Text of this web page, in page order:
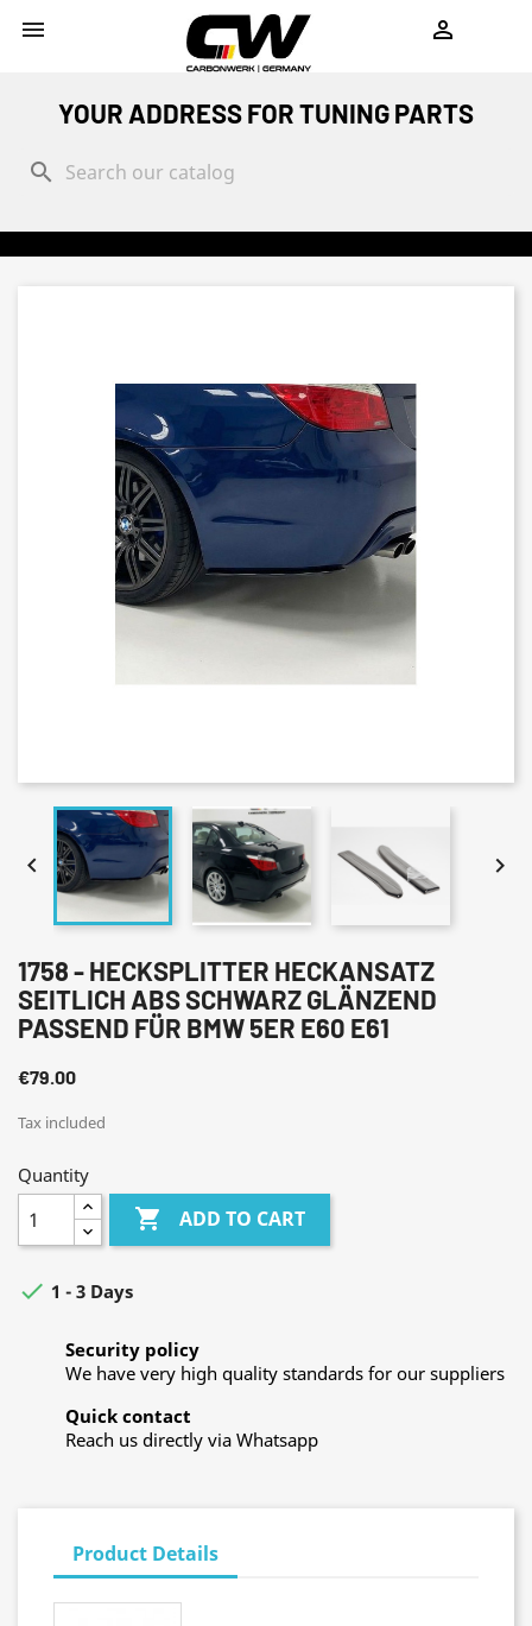
 
YOUR ADDRESS FOR TUNING PARTS
search
 
1758 - HECKSPLITTER HECKANSATZ
SEITLICH ABS SCHWARZ GLÄNZEND
PASSEND FÜR BMW 5ER E60 E61
€79.00
Tax included
Quantity
 ADD TO CART
 1 - 3 Days
Security policy
We have very high quality standards for our suppliers
Quick contact
Reach us directly via Whatsapp
Product Details